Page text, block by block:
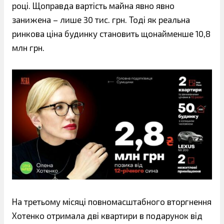
році. Щоправда вартість майна явно явно
занижена – лише 30 тис. грн. Тоді як реальна
ринкова ціна будинку становить щонайменше 10,8
млн грн.
На третьому місяці повномасштабного вторгнення
Хотенко отримала дві квартири в подарунок від